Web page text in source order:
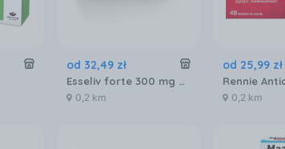
od 32,49 zł
Esseliv forte 300 mg 50 kapsułek
0,2 km
od 25,99 zł
0,2 km